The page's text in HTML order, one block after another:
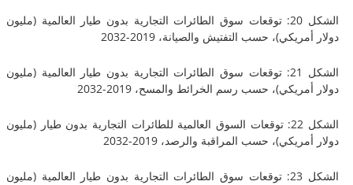
الشكل 20: توقعات سوق الطائرات التجارية بدون طيار العالمية (مليون
حسب التفتيش والصيانة، 2019-2032
الشكل 21: توقعات سوق الطائرات التجارية بدون طيار العالمية (مليون
حسب رسم الخرائط والمسح، 2019-2032
الشكل 22: توقعات السوق العالمية للطائرات التجارية بدون طيار (مليون
حسب المراقبة والرصد، 2019-2032
الشكل 23: توقعات سوق الطائرات التجارية بدون طيار العالمية (مليون